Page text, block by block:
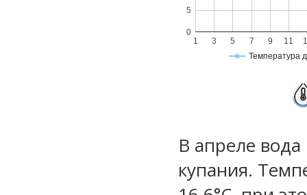
Температура
1 3 5 7 9 11
0
5
В апреле
купания.